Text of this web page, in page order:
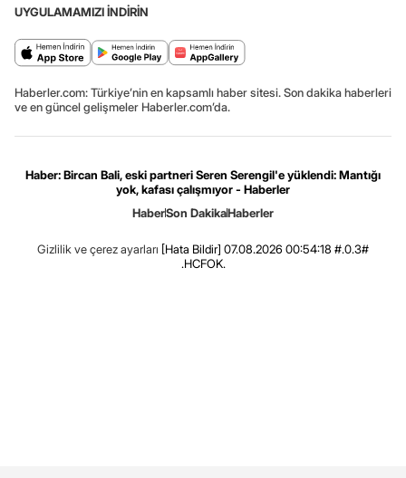
UYGULAMAMIZI İNDİRİN
Haberler.com: Türkiye’nin en kapsamlı haber sitesi. Son dakika haberleri
ve en güncel gelişmeler Haberler.com’da.
Haber: Bircan Bali, eski partneri Seren Serengil'e yüklendi: Mantığı
yok, kafası çalışmıyor - Haberler
HaberSon DakikaHaberler
Gizlilik ve çerez ayarları [Hata Bildir] 07.08.2026 00:54:18 #.0.3#
.HCFOK.